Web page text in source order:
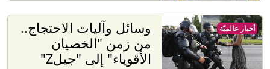
وسائل وآليات الاحتجاج..
من زمن "الخصيان
الأقوياء" إلى "جيلZ"
أخبار عالميّة